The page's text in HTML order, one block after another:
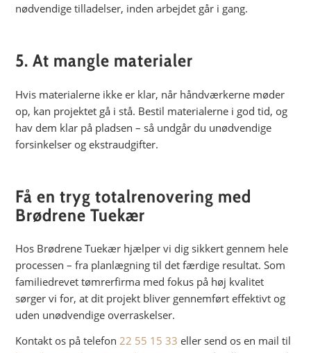
nødvendige tilladelser, inden arbejdet går i gang.
5. At mangle materialer
Hvis materialerne ikke er klar, når håndværkerne møder
op, kan projektet gå i stå. Bestil materialerne i god tid, og
hav dem klar på pladsen – så undgår du unødvendige
forsinkelser og ekstraudgifter.
Få en tryg totalrenovering med
Brødrene Tuekær
Hos Brødrene Tuekær hjælper vi dig sikkert gennem hele
processen – fra planlægning til det færdige resultat. Som
familiedrevet tømrerfirma med fokus på høj kvalitet
sørger vi for, at dit projekt bliver gennemført effektivt og
uden unødvendige overraskelser.
Kontakt os på telefon22 55 15 33 eller send os en mail til